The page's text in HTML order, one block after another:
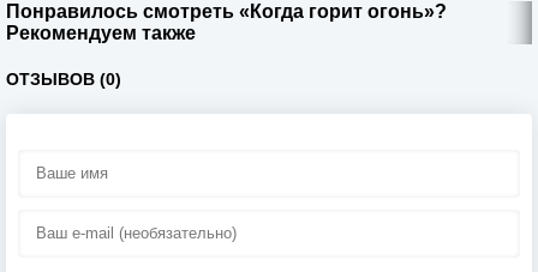
Понравилось смотреть «Когда горит огонь»?
Рекомендуем также
ОТЗЫВОВ (0)